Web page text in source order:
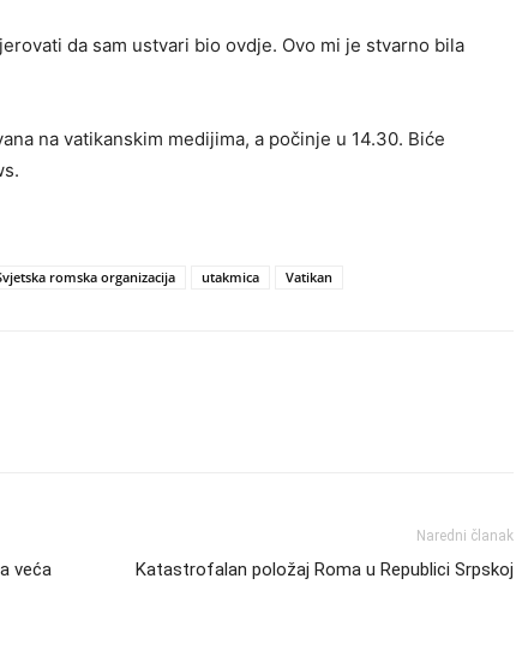
da sam ustvari bio ovdje. Ovo mi je stvarno bila
na vatikanskim medijima, a počinje u 14.30. Biće
romska organizacija utakmica Vatikan
veća
Naredni članak
Katastrofalan položaj Roma u Republici Srpskoj